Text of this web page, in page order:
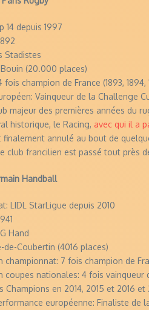
14 depuis 1997
Stadistes
Bouin (20.000 places)
fois champion de France (1893,
Vainqueur de la Challenge
majeur des premières années du
historique, le Racing, avec qui il a
annulé au bout de
club francilien est passé tout près
Handball
LIDL StarLigue depuis 2010
Hand
de-Coubertin (4016 places)
championnat: 7 fois champion de
coupes nationales: 4 fois vainqueur
Champions en 2014, 2015 et 2016 et
européenne: Finaliste de